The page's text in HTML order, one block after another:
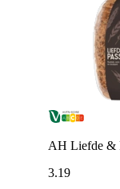
AH Liefde &
3.19